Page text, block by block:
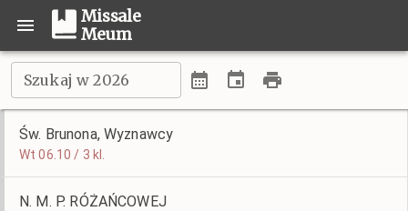
Missale
Meum
Szukaj w 2026
Św. Brunona, Wyznawcy
Wt 06.10 / 3 kl.
N. M. P. RÓŻAŃCOWEJ